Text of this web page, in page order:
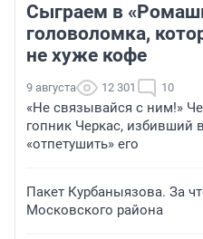
Сыграем в
головоломка,
не хуже кофе
9 августа 12 301 10
«Не связывайся с ним!»
гопник Черкас, избивший
«отпетушить» его
Пакет Курбаныязова. За
Московского района